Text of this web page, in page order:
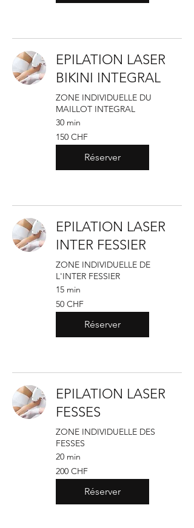
EPILATION LASER
BIKINI INTEGRAL
ZONE INDIVIDUELLE DU
MAILLOT INTEGRAL
30 min
150
francs
suisses
150 CHF
Réserver
EPILATION LASER
INTER FESSIER
ZONE INDIVIDUELLE DE
L'INTER FESSIER
15 min
50
francs
suisses
50 CHF
Réserver
EPILATION LASER
FESSES
ZONE INDIVIDUELLE DES
FESSES
20 min
200
francs
suisses
200 CHF
Réserver